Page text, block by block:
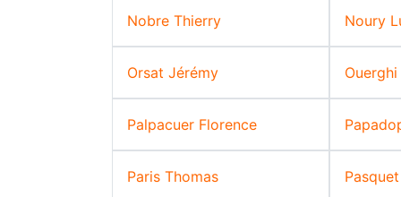
Nobre Thierry Noury
Orsat Jérémy
Palpacuer Florence
Paris Thomas